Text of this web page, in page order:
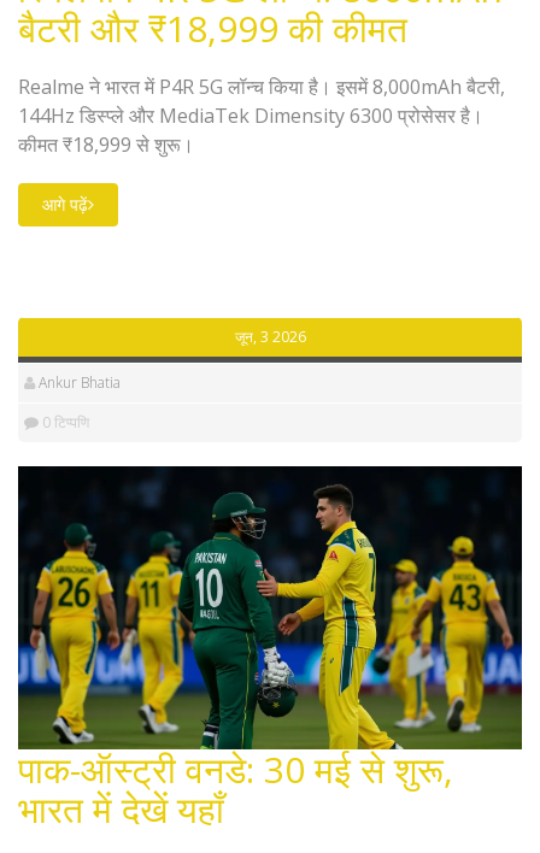
बैटरी और ₹18,999 की कीमत
Realme ने भारत में P4R 5G लॉन्च किया है। इसमें 8,000mAh बैटरी,
144Hz डिस्प्ले और MediaTek Dimensity 6300 प्रोसेसर है।
कीमत ₹18,999 से शुरू।
आगे पढ़ें
जून, 3 2026
Ankur Bhatia
0 टिप्पणि
पाक-ऑस्ट्री वनडे: 30 मई से शुरू,
भारत में देखें यहाँ